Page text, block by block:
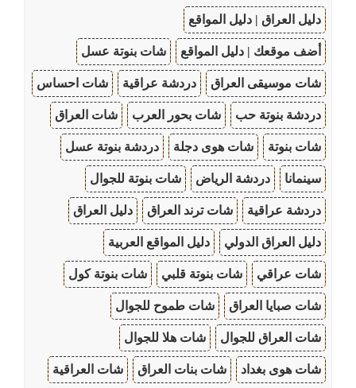
دليل العراق | دليل المواقع
أضف موقعك | دليل المواقع شات بنوتة عسل
شات موسيقى العراق دردشة عراقية شات احساس
دردشة بنوتة حب شات بحور العرب شات العراق
شات بنوتة شات هوى دجلة دردشة بنوتة عسل
سينمانا دردشة الرياض شات بنوتة للجوال
دردشة عراقية شات ترند العراق دليل العراق
دليل العراق الدولي دليل المواقع العربية
شات عراقي شات بنوتة قلبي شات بنوتة كول
شات صبايا العراق شات طموح للجوال
شات العراق للجوال شات هلا للجوال
شات هوى بغداد شات بنات العراق شات العراقية